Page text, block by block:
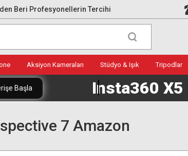
Beri Profesyonellerin Tercihi
Aksiyon Kameraları Stüdyo & Işık Tripodlar
Başla Insta360 X5
7 Amazon